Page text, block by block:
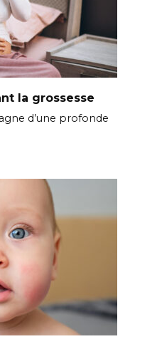
la grossesse
d’une profonde